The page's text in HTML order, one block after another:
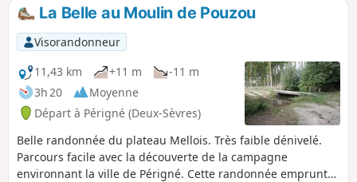
La Belle au Moulin de Pouzou
Visorandonneur
11,43 km
+11 m
-11 m
3h 20
Moyenne
Départ à Périgné (Deux-Sèvres)
Belle randonnée du plateau Mellois. Très faible dénivelé.
Parcours facile avec la découverte de la campagne
environnant la ville de Périgné. Cette randonnée emprunte